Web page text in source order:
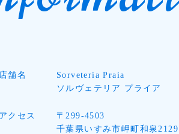
店舗名
Sorveteria Praia
ソルヴェテリア プライア
アクセス
〒299-4503
千葉県いすみ市岬町和泉2129